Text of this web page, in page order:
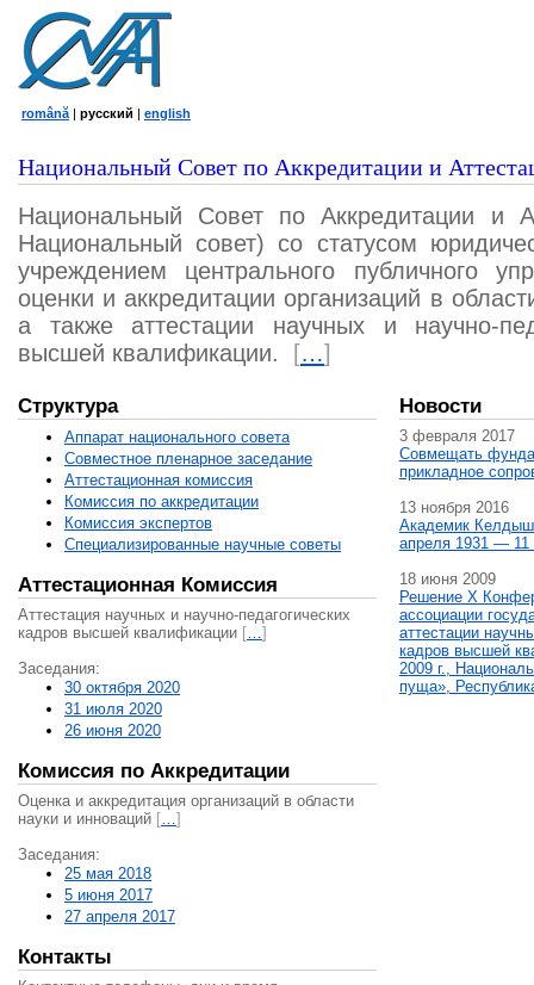
română | русский | english
Национальный Совет по Аккредитации и
Национальный Совет по Аккредитации и
Национальный совет) со статусом
учреждением центрального публичного
оценки и аккредитации организаций в
а также аттестации научных и научно-
высшей квалификации.
[…]
Структура
Аппарат национального совета
Совместное пленарное заседание
Аттестационная комисcия
Комиссия по аккредитации
Комиссия экспертов
Специализированные научные советы
Аттестационная Комиссия
Аттестация научных и научно-педагогических
кадров высшей квалификации […]
Заседания:
30 октября 2020
31 июля 2020
26 июня 2020
Комиссия по Аккредитации
Оценка и аккредитация организаций в области
науки и инноваций […]
Заседания:
25 мая 2018
5 июня 2017
27 апреля 2017
Контакты
Новости
3 февраля 2017
Совмещать
прикладное
13 ноября 2016
Академик
апреля 1931 — 11
18 июня 2009
Решение X
ассоциации
аттестации
кадров высшей
2009 г.,
пуща»,